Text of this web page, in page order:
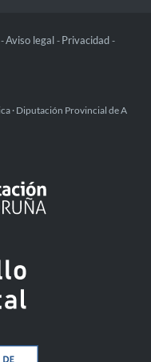
-Aviso legal - Privacidad -
· Diputación Provincial de A